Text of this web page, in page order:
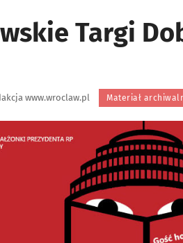
Targi
www.wroclaw.pl Materiał